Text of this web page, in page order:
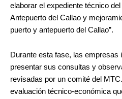
elaborar el expediente técnico
Antepuerto del Callao y
puerto y antepuerto del Callao”.
Durante esta fase, las empresas
presentar sus consultas y
revisadas por un comité del
evaluación técnico-económica